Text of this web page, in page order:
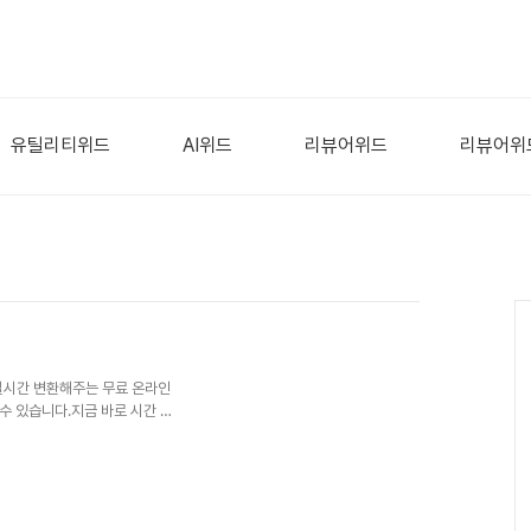
유틸리티위드 AI위드 리뷰어위드 리뷰어위
간 변환해주는 무료 온라인
있습니다.지금 바로 시간 계
분, 초 값을 각각 입력하면 자